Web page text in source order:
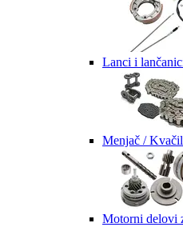
Lanci i
Menjač /
Motorni delovi